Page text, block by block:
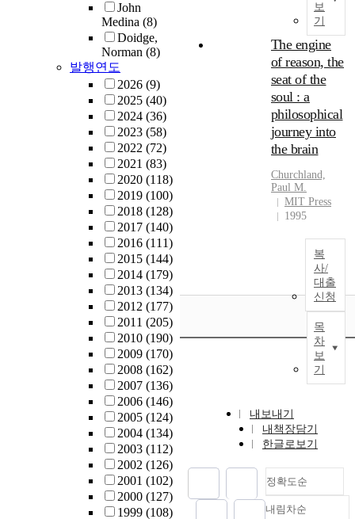
John
Medina (8)
Doidge,
Norman (8)
발행연도
2026 (9)
2025 (40)
2024 (36)
2023 (58)
2022 (72)
2021 (83)
2020 (118)
2019 (100)
2018 (128)
2017 (140)
2016 (111)
2015 (144)
2014 (179)
2013 (134)
2012 (177)
2011 (205)
2010 (190)
2009 (170)
2008 (162)
2007 (136)
2006 (146)
2005 (124)
2004 (134)
2003 (112)
2002 (126)
2001 (102)
2000 (127)
1999 (108)
보
기
The engine
of reason, the
seat of the
soul : a
philosophical
journey into
the brain
Churchland,
Paul M.
MIT Press
1995
복
사/
대출
신청
목
차
보
기
내보내기
내책장담기
한글로보기
정확도순
정확도
내림차순